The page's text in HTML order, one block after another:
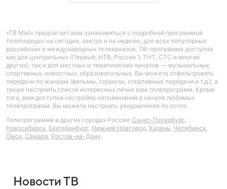
«ТВ Mail» предлагает вам ознакомиться с подробной программой
телепередач на сегодня, завтра и на неделю, для всех популярных
российских и международных телеканалов. ТВ-программа доступна
как для центральных (Первый, НТВ, Россия 1, ТНТ, СТС и многих
других), так и для местных и тематических каналов — музыкальных,
спортивных, новостных, образовательных. Вы можете отфильтровать
передачи по жанрам (фильмы, сериалы, спортивные передачи и т.д.), а
также настроить список интересных лично вам телепрограмм. Кроме
того, вам доступна настройка напоминаний о начале любимых
телепрограмм. Вы можете настроить уведомления по почте.
Телепрограмма в других городах России: Санкт-Петербург,
Новосибирск, Екатеринбург, Нижний Новгород, Казань, Челябинск,
Омск, Самара, Ростов-на-Дону.
Новости ТВ